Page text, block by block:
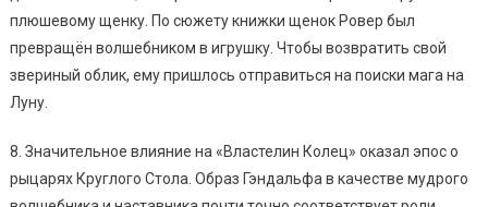
плюшевому щенку. По сюжету книжки щенок Ровер был
превращён волшебником в игрушку. Чтобы возвратить свой
звериный облик, ему пришлось отправиться на поиски мага на
Луну.
8. Значительное влияние на «Властелин Колец» оказал эпос о
рыцарях Круглого Стола. Образ Гэндальфа в качестве мудрого